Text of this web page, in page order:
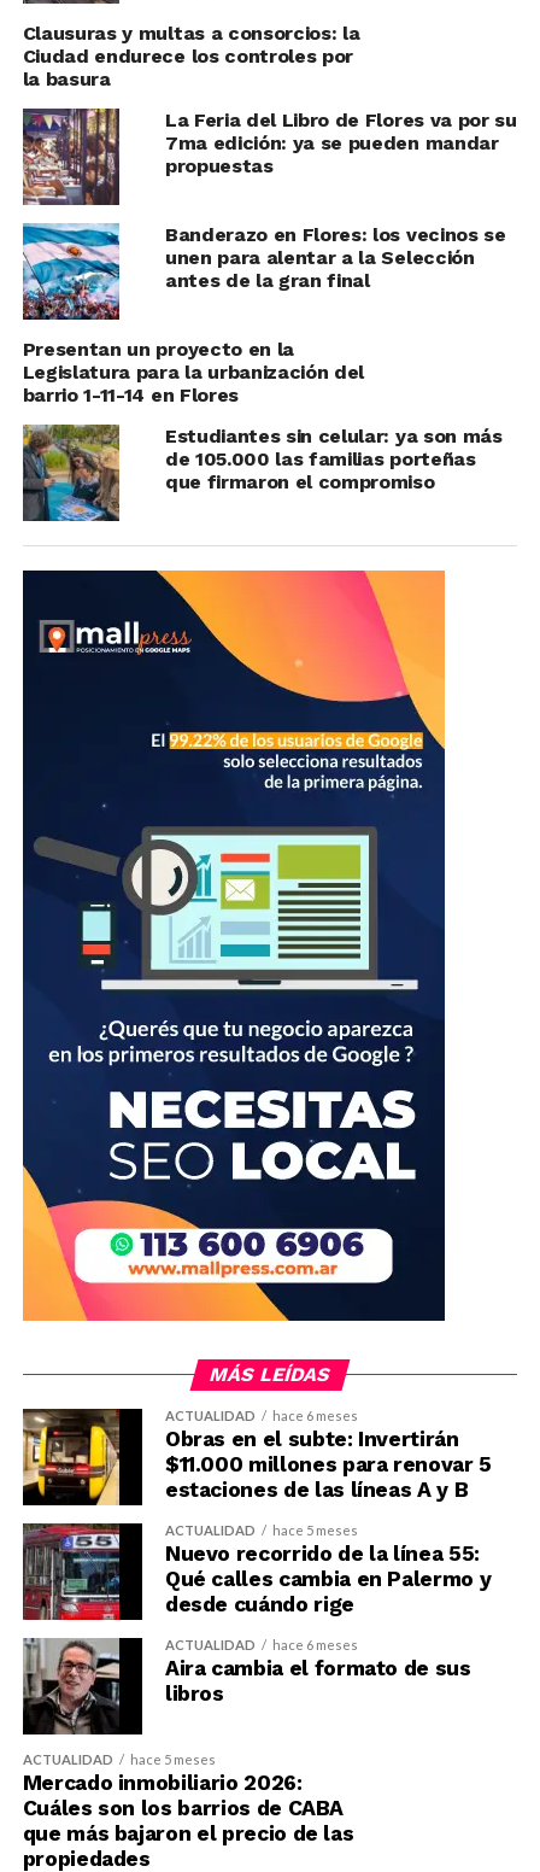
Clausuras y multas a consorcios: la
Ciudad endurece los controles por
la basura
La Feria del Libro de Flores va por su
7ma edición: ya se pueden mandar
propuestas
Banderazo en Flores: los vecinos se
unen para alentar a la Selección
antes de la gran final
Presentan un proyecto en la
Legislatura para la urbanización del
barrio 1-11-14 en Flores
Estudiantes sin celular: ya son más
de 105.000 las familias porteñas
que firmaron el compromiso
MÁS LEÍDAS
ACTUALIDAD hace 6 meses
Obras en el subte: Invertirán
$11.000 millones para renovar 5
estaciones de las líneas A y B
ACTUALIDAD hace 5 meses
Nuevo recorrido de la línea 55:
Qué calles cambia en Palermo y
desde cuándo rige
ACTUALIDAD hace 6 meses
Aira cambia el formato de sus
libros
ACTUALIDAD hace 5 meses
Mercado inmobiliario 2026:
Cuáles son los barrios de CABA
que más bajaron el precio de las
propiedades